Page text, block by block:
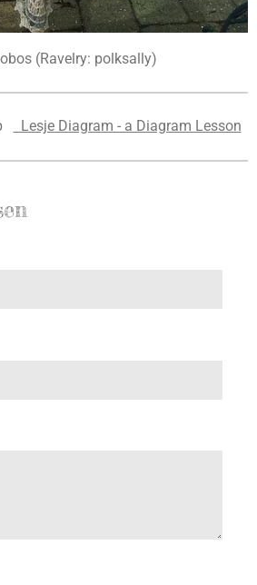
(Ravelry: polksally)
Lesje Diagram - a Diagram Lesson